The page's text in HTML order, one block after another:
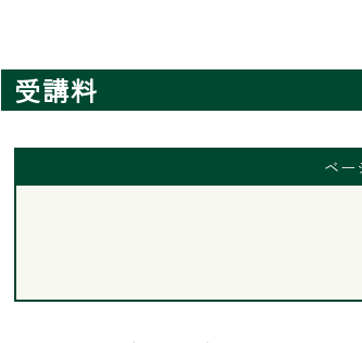
受講料
ベー